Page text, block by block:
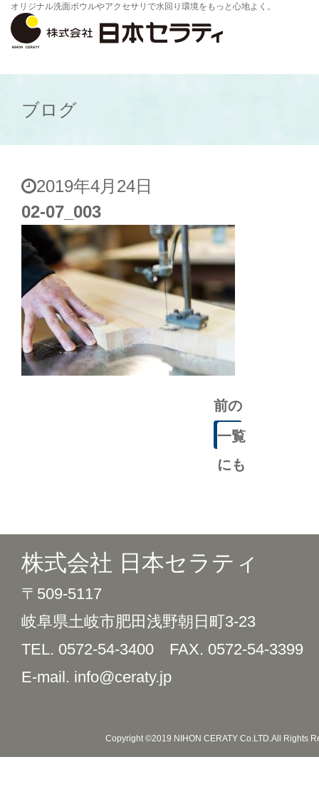
オリジナル洗面ボウルやアクセサリで水回り環境をもっと心地よく。
ブログ
2019年4月24日
02-07_003
前の
記事
一覧
にも
株式会社 日本セラティ
〒509-5117
岐阜県土岐市肥田浅野朝日町3-23
TEL. 0572-54-3400 FAX. 0572-54-3399
E-mail. info@ceraty.jp
Copyright ©2019 NIHON CERATY Co.LTD.All Rights